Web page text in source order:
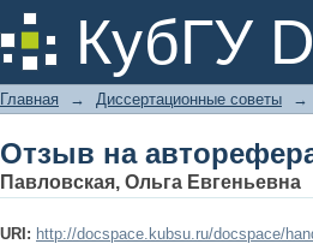
КубГУ
Отзыв на
Главная → Диссертационные советы →
Отзыв на
Павловская, Ольга Евгеньевна
URI: http://docspace.kubsu.ru/docspace/